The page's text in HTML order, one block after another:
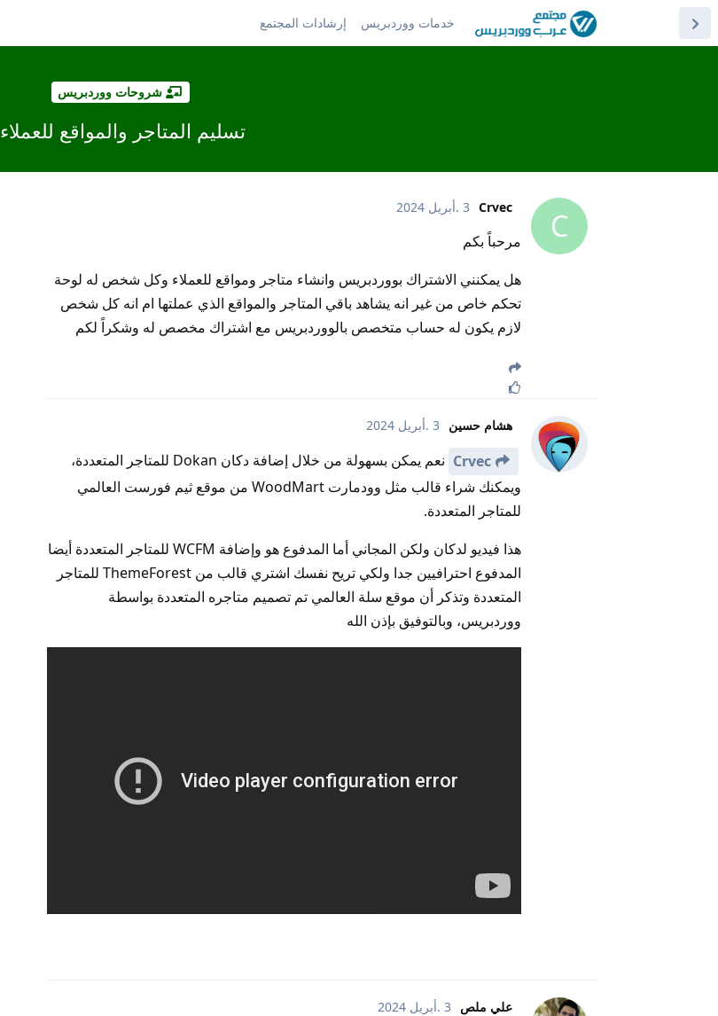
خدمات ووردبريس إرشادات المجتمع
شروحات ووردبريس
تسليم المتاجر والمواقع للعملاء
C
Crvec 3 .أبريل 2024
مرحباً بكم
هل يمكنني الاشتراك بووردبريس وانشاء متاجر ومواقع للعملاء وكل شخص له لوحة
تحكم خاص من غير انه يشاهد باقي المتاجر والمواقع الذي عملتها ام انه كل شخص
لازم يكون له حساب متخصص بالووردبريس مع اشتراك مخصص له وشكراً لكم
هشام حسين 3 .أبريل 2024
Crvec
نعم يمكن بسهولة من خلال إضافة دكان Dokan للمتاجر المتعددة،
ويمكنك شراء قالب مثل وودمارت WoodMart من موقع ثيم فورست العالمي
للمتاجر المتعددة.
هذا فيديو لدكان ولكن المجاني أما المدفوع هو وإضافة WCFM للمتاجر المتعددة أيضا
المدفوع احترافيين جدا ولكي تريح نفسك اشتري قالب من ThemeForest للمتاجر
المتعددة وتذكر أن موقع سلة العالمي تم تصميم متاجره المتعددة بواسطة
ووردبريس، وبالتوفيق بإذن الله
علي ملص 3 .أبريل 2024